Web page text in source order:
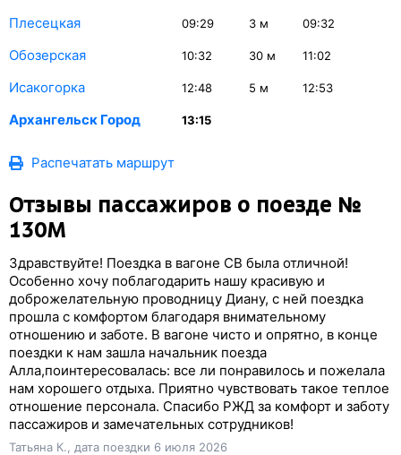
Плесецкая 09:29 3 м 09:32
Обозерская 10:32 30 м 11:02
Исакогорка 12:48 5 м 12:53
Архангельск Город 13:15
Распечатать маршрут
Отзывы пассажиров о поезде №
130М
Здравствуйте! Поездка в вагоне СВ была отличной!
Особенно хочу поблагодарить нашу красивую и
доброжелательную проводницу Диану, с ней поездка
прошла с комфортом благодаря внимательному
отношению и заботе. В вагоне чисто и опрятно, в конце
поездки к нам зашла начальник поезда
Алла,поинтересовалась: все ли понравилось и пожелала
нам хорошего отдыха. Приятно чувствовать такое теплое
отношение персонала. Спасибо РЖД за комфорт и заботу
пассажиров и замечательных сотрудников!
Татьяна К., дата поездки 6 июля 2026